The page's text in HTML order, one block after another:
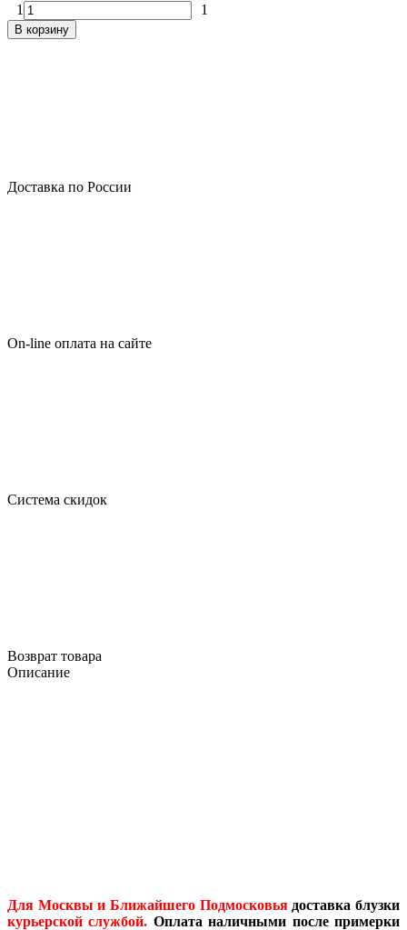
1
1
В корзину
Доставка по России
On-line оплата на сайте
Система скидок
Возврат товара
Описание
Для Москвы и Ближайшего Подмосковьядоставка блузки
курьерской службой. Оплата наличными после примерки